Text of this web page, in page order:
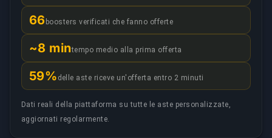
66 boosters verificati che fanno offerte
~8 mintempo medio alla prima offerta
59% delle aste riceve un'offerta entro 2 minuti
Dati reali della piattaforma su tutte le aste personalizzate,
aggiornati regolarmente.